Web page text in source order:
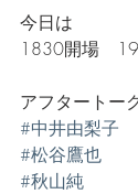
今日は
1830開場　
アフタートー
#中井由梨子
#松谷鷹也
#秋山純